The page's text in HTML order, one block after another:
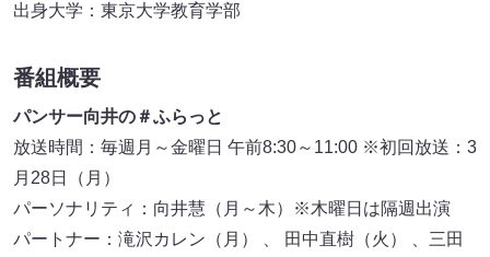
出身大学：東京大学教育学部
番組概要
パンサー向井の＃ふらっと
放送時間：毎週月～金曜日 午前8:30～11:00 ※初回放送：3
月28日（月）
パーソナリティ：向井慧（月～木）※木曜日は隔週出演
パートナー：滝沢カレン（月） 、 田中直樹（火） 、三田